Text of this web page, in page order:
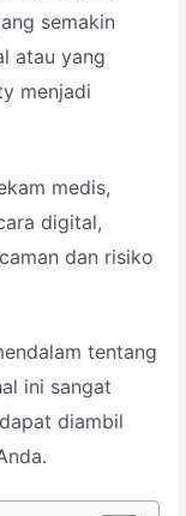
semakin
atau yang
menjadi
medis,
digital,
dan risiko
tentang
ini sangat
diambil